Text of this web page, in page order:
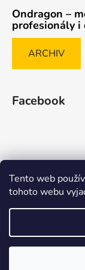
Tento web
tohoto webu
Ondragon –
profesionály
ARCHIV
Facebook